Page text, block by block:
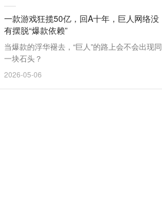
一款游戏狂揽50亿，回A十年，巨人网络没
有摆脱“爆款依赖”
当爆款的浮华褪去，“巨人”的路上会不会出现同
一块石头？
2026-05-06